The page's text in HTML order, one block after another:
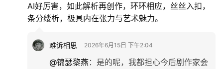
AI好厉害，如此解析再创作，环环相应，丝丝入扣，
条分缕析，极具内在张力与艺术魅力。
难诉相思 2026年6月15日 下午2:04
@锦瑟黎燕： 是的呢，我都担心今后剧作家会